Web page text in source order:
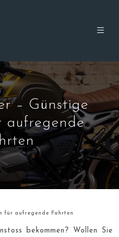
– Günstige
für aufregende Fahrten
bekommen? Wollen Sie